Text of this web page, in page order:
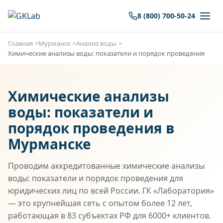
8 (800) 700-50-24
Главная Мурманск
Анализ воды
Химические анализы воды: показатели и порядок проведения
Химические анализы
воды: показатели и
порядок проведения в
Мурманске
Проводим аккредитованные химические анализы
воды: показатели и порядок проведения для
юридических лиц по всей России. ГК «Лаборатория»
— это крупнейшая сеть с опытом более 12 лет,
работающая в 83 субъектах РФ для 6000+ клиентов.